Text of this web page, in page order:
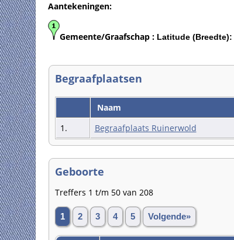
Aantekeningen:
Gemeente/Graafschap : Latitude (Breedte):
Begraafplaatsen
Naam
1.
Begraafplaats Ruinerwold
Geboorte
Treffers 1 t/m 50 van 208
1 2 3 4 5 Volgende»